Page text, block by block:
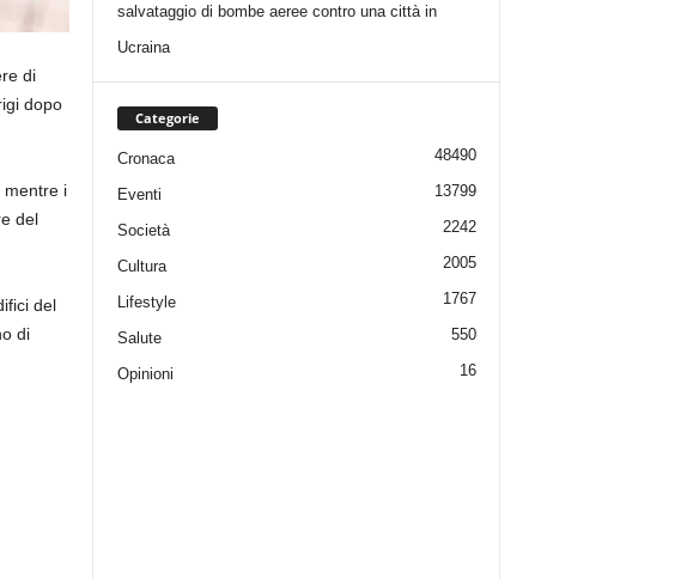
di
dopo
mentre i
del
del
di
salvataggio di bombe aeree contro una città in
Ucraina
Categorie
Cronaca 48490
Eventi 13799
Società 2242
Cultura 2005
Lifestyle 1767
Salute 550
Opinioni 16